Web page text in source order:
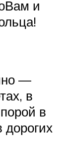
и
—
в
в
дорогих